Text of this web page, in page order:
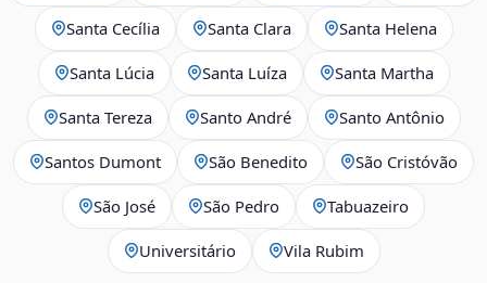
Santa Cecília Santa Clara Santa Helena
Santa Lúcia Santa Luíza Santa Martha
Santa Tereza Santo André Santo Antônio
Santos Dumont São Benedito São Cristóvão
São José São Pedro Tabuazeiro
Universitário Vila Rubim